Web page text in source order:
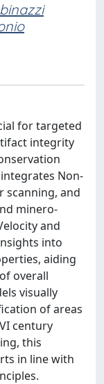
for targeted
integrity
Non-
scanning, and
minero-
and
into
aiding
overall
visually
of areas
century
this
in line with